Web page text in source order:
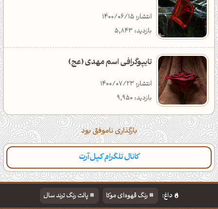
انتشار: 1400/06/15
بازدید: 5,843
تایپوگرافی اسم مهدی (عج)
انتشار: 1400/07/23
بازدید: 9,950
بارگذاری ناموفق بود
کانال تلگرام کپل‌آرت
داغ: رنگ قهوه‌ای موکا
پالت رنگ ترند سال